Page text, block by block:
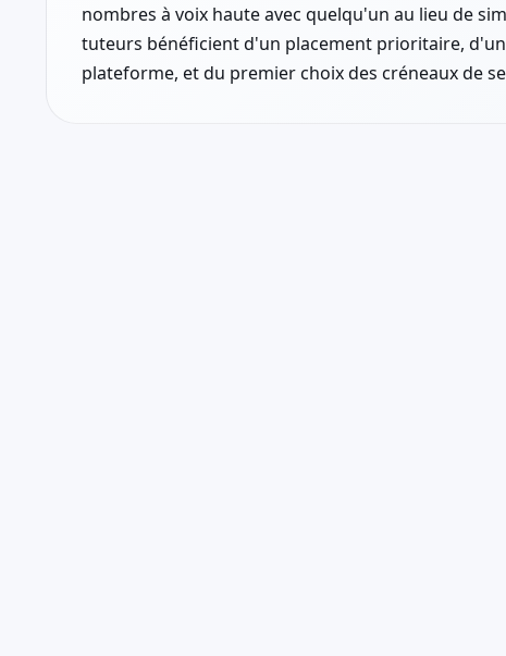
nombres à voix haute avec quelqu'un au lieu de
tuteurs bénéficient d'un placement prioritaire,
plateforme, et du premier choix des créneaux de